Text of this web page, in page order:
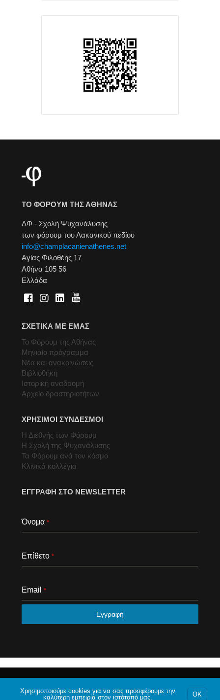
ΤΟ ΦΟΡΟΥΜ ΤΗΣ ΑΘΗΝΑΣ
ΔΦ - Σχολή Ψυχανάλυσης
των φόρουμ του Λακανικού πεδίου
info@champlacanienathenes.net
Αγίας Φιλοθέης 17
Αθήνα 105 56
Ελλάδα
ΣΧΕΤΙΚΑ ΜΕ ΕΜΑΣ
Το Φόρουμ της Αθήνας
Μηνιαίο πρόγραμμα
Νέα και ανακοινώσεις
Βιβλιοθήκη
Ιστορική αναδρομή
Αρχείο δραστηριοτήτων
ΧΡΗΣΙΜΟΙ ΣΥΝΔΕΣΜΟΙ
Η Διεθνής των Φόρουμ
Η Σχολή της Ψυχανάλυσης
Τα Φόρουμ ανά τον κόσμο
Κλινικά κολλέγια
ΕΓΓΡΑΦΗ ΣΤΟ NEWSLETTER
Όνομα *
Επίθετο *
Email *
Εγγραφή
νομίμου δικαιώματος.
Χρησιμοποιούμε cookies για να σας προσφέρουμε την
καλύτερη εμπειρία στον ιστότοπό μας.
OK